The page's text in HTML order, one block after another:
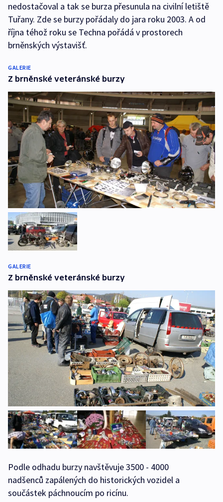
nedostačoval a tak se burza přesunula na civilní letiště
Tuřany. Zde se burzy pořádaly do jara roku 2003. A od
října téhož roku se Techna pořádá v prostorech
brněnských výstavišť.
GALERIE
Z brněnské veteránské burzy
GALERIE
Z brněnské veteránské burzy
Podle odhadu burzy navštěvuje 3500 - 4000
nadšenců zapálených do historických vozidel a
součástek páchnoucím po ricínu.